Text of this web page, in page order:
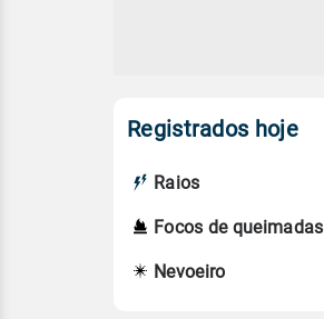
Registrados hoje
Raios
Focos de queimadas
Nevoeiro